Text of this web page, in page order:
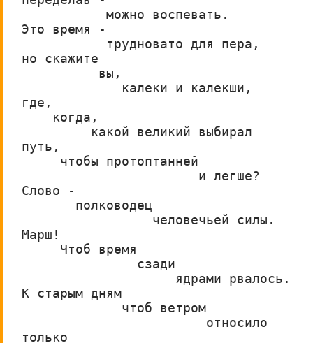
           можно воспевать.
Это время -
           трудновато для пера,
но скажите
          вы,
             калеки и калекши,
где,
    когда,
         какой великий выбирал
путь,
     чтобы протоптанней
                       и легше?
Слово -
       полководец
                 человечьей силы.
Марш!
     Чтоб время
               сзади
                    ядрами рвалось.
К старым дням
             чтоб ветром
                        относило
только